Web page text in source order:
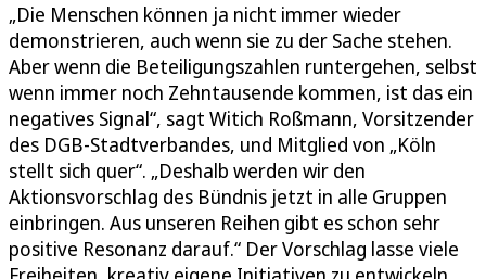
„Die Menschen können ja nicht immer wieder
demonstrieren, auch wenn sie zu der Sache stehen.
Aber wenn die Beteiligungszahlen runtergehen, selbst
wenn immer noch Zehntausende kommen, ist das ein
negatives Signal“, sagt Witich Roßmann, Vorsitzender
des DGB-Stadtverbandes, und Mitglied von „Köln
stellt sich quer“. „Deshalb werden wir den
Aktionsvorschlag des Bündnis jetzt in alle Gruppen
einbringen. Aus unseren Reihen gibt es schon sehr
positive Resonanz darauf.“ Der Vorschlag lasse viele